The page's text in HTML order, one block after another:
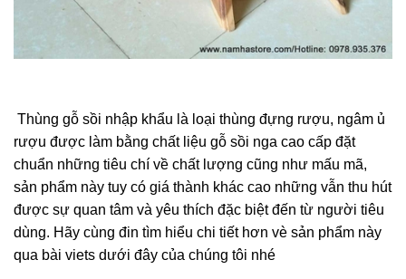
Thùng gỗ sồi nhập khẩu là loại thùng đựng rượu, ngâm ủ
rượu được làm bằng chất liệu gỗ sồi nga cao cấp đặt
chuẩn những tiêu chí về chất lượng cũng như mấu mã,
sản phẩm này tuy có giá thành khác cao những vẫn thu hút
được sự quan tâm và yêu thích đặc biệt đến từ người tiêu
dùng. Hãy cùng đin tìm hiểu chi tiết hơn vè sản phẩm này
qua bài viets dưới đây của chúng tôi nhé